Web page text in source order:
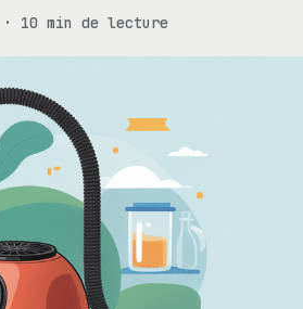
· 10 min de lecture